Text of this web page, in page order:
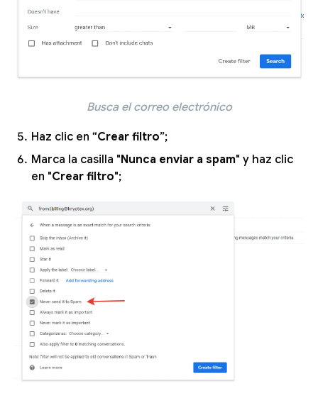
Busca el correo electrónico
Haz clic en “Crear filtro”;
Marca la casilla "Nunca enviar a spam" y haz clic
en "Crear filtro";